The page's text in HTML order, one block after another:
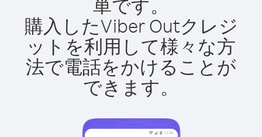
単です。
購入したViber Outクレジ
ットを利用して様々な方
法で電話をかけることが
できます。